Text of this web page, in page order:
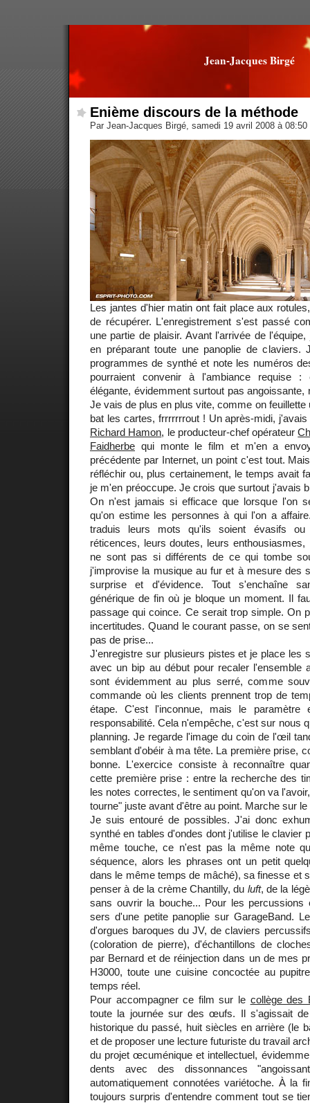
Jean-Jacques Birgé
Enième discours de la méthode
Par Jean-Jacques Birgé, samedi 19 avril 2008 à 08:50
Les jantes d'hier matin ont fait place aux
de récupérer. L'enregistrement s'est passé
une partie de plaisir. Avant l'arrivée de
en préparant toute une panoplie de
programmes de synthé et note les numéros
pourraient convenir à l'ambiance requise :
élégante, évidemment surtout pas angoissante,
Je vais de plus en plus vite, comme on
bat les cartes, frrrrrrrout ! Un après-midi,
Richard Hamon, le producteur-chef opérateur
Faidherbe qui monte le film et m'en a
précédente par Internet, un point c'est tout.
réfléchir ou, plus certainement, le temps avait
je m'en préoccupe. Je crois que surtout j'avais
On n'est jamais si efficace que lorsque l'on
qu'on estime les personnes à qui l'on a
traduis leurs mots qu'ils soient évasifs ou
réticences, leurs doutes, leurs
ne sont pas si différents de ce qui tombe
j'improvise la musique au fur et à mesure des
surprise et d'évidence. Tout s'enchaîne
générique de fin où je bloque un moment. Il
passage qui coince. Ce serait trop simple. On
incertitudes. Quand le courant passe, on se
pas de prise...
J'enregistre sur plusieurs pistes et je place les
avec un bip au début pour recaler l'ensemble
sont évidemment au plus serré, comme
commande où les clients prennent trop de
étape. C'est l'inconnue, mais le
responsabilité. Cela n'empêche, c'est sur nous
planning. Je regarde l'image du coin de l'œil
semblant d'obéir à ma tête. La première prise,
bonne. L'exercice consiste à reconnaître
cette première prise : entre la recherche des
les notes correctes, le sentiment qu'on va
tourne" juste avant d'être au point. Marche sur
Je suis entouré de possibles. J'ai donc
synthé en tables d'ondes dont j'utilise le clavier
même touche, ce n'est pas la même note
séquence, alors les phrases ont un petit
dans le même temps de mâché), sa finesse et
penser à de la crème Chantilly, du luft, de la
sans ouvrir la bouche... Pour les percussions
sers d'une petite panoplie sur GarageBand.
d'orgues baroques du JV, de claviers
(coloration de pierre), d'échantillons de
par Bernard et de réinjection dans un de mes
H3000, toute une cuisine concoctée au
temps réel.
Pour accompagner ce film sur le collège des
toute la journée sur des œufs. Il s'agissait
historique du passé, huit siècles en arrière (le
et de proposer une lecture futuriste du travail
du projet œcuménique et intellectuel,
dents avec des dissonnances
automatiquement connotées variétoche. À la
toujours surpris d'entendre comment tout se